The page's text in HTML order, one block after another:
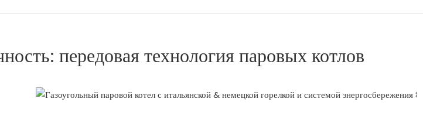
передовая технология паровых котлов